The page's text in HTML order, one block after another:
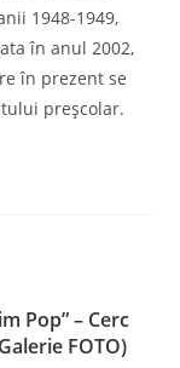
1948-1949,
în anul 2002,
în prezent se
preşcolar.
Pop” – Cerc
FOTO)